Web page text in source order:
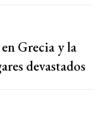
Grecia y la
devastados